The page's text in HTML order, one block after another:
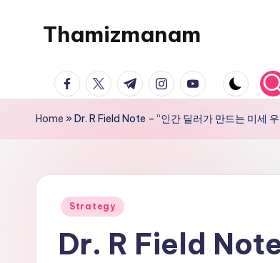
Thamizmanam
facebook.com
twitter.com
t.me instagram.com
youtube.com
Home »Dr. R Field Note – “인간 딜러가 만드는 미세
Posted
Strategy
Dr. R Field